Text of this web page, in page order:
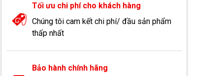
Tối ưu chi phí cho khách hàng
Chúng tôi cam kết chi phí/ đầu sản phẩm
thấp nhất
Bảo hành chính hãng